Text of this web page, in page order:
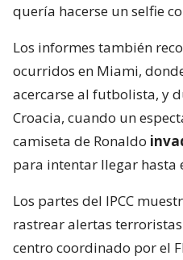
quería hacerse un selfie
Los informes también
ocurridos en Miami,
acercarse al futbolista, y
Croacia, cuando un
camiseta de Ronaldo
para intentar llegar hasta
Los partes del IPCC
rastrear alertas
centro coordinado por el